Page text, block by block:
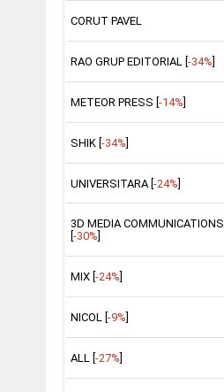
CORUT PAVEL
RAO GRUP EDITORIAL [ -34%
METEOR PRESS [ -14%
SHIK [-34%]
UNIVERSITARA [-24%]
3D MEDIA COMMUNICATIONS
-30%
MIX [ -24%
NICOL [ -9%
ALL [ -27%